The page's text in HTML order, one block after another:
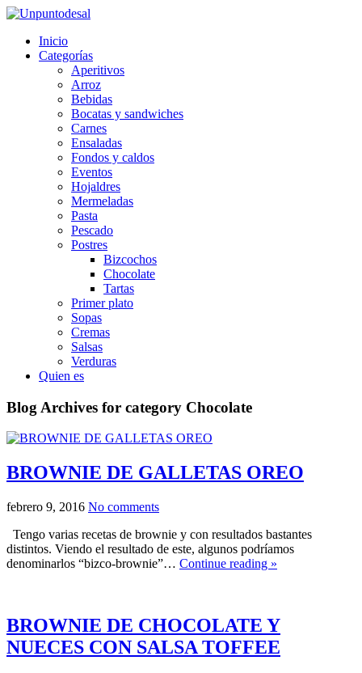
Inicio
Categorías
Aperitivos
Arroz
Bebidas
Bocatas y sandwiches
Carnes
Ensaladas
Fondos y caldos
Eventos
Hojaldres
Mermeladas
Pasta
Pescado
Postres
Bizcochos
Chocolate
Tartas
Primer plato
Sopas
Cremas
Salsas
Verduras
Quien es
Blog Archives for category Chocolate
BROWNIE DE GALLETAS OREO
febrero 9, 2016 No comments
Tengo varias recetas de brownie y con resultados bastantes
distintos. Viendo el resultado de este, algunos podríamos
denominarlos “bizco-brownie”… Continue reading »
BROWNIE DE CHOCOLATE Y
NUECES CON SALSA TOFFEE